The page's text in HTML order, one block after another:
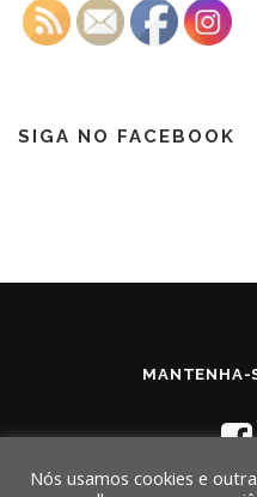
SIGA NO FACEBOOK
MANTENHA-
Nós usamos cookies e